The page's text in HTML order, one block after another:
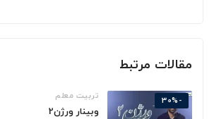
مقالات مرتبط
-30% تربیت معلم
وبینار ورژن2